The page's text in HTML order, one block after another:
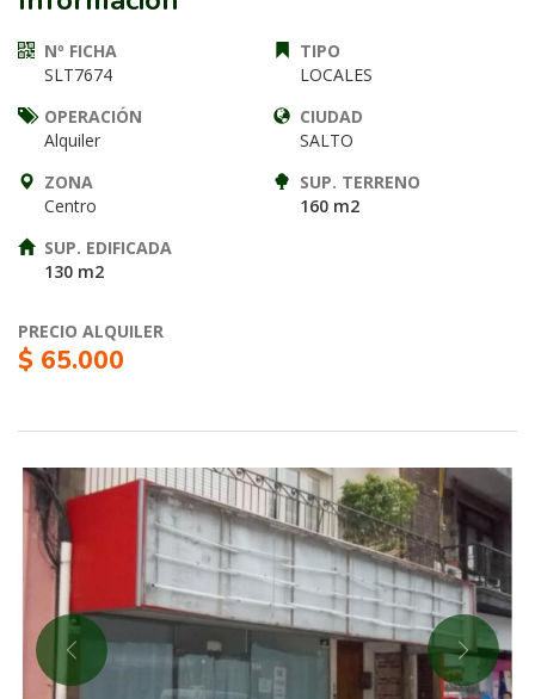
Nº FICHA
SLT7674
TIPO
LOCALES
OPERACIÓN
Alquiler
CIUDAD
SALTO
ZONA
Centro
SUP. TERRENO
160 m2
SUP. EDIFICADA
130 m2
PRECIO ALQUILER
$ 65.000